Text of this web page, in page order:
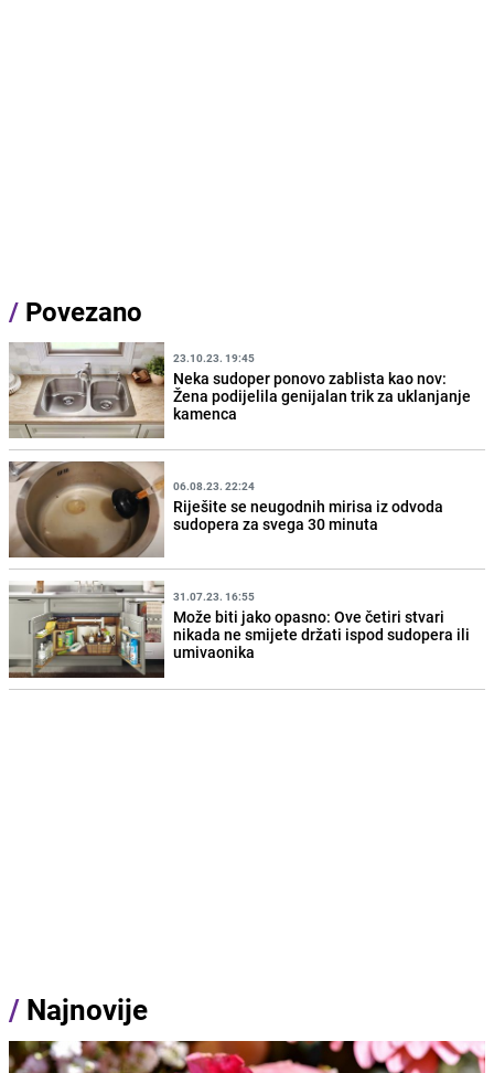
/ Povezano
23.10.23. 19:45
Neka sudoper ponovo zablista kao nov:
Žena podijelila genijalan trik za uklanjanje
kamenca
06.08.23. 22:24
Riješite se neugodnih mirisa iz odvoda
sudopera za svega 30 minuta
31.07.23. 16:55
Može biti jako opasno: Ove četiri stvari
nikada ne smijete držati ispod sudopera ili
umivaonika
/ Najnovije